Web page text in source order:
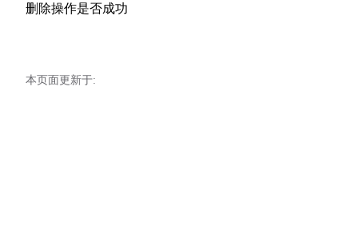
删除操作是否成功
本页面更新于: